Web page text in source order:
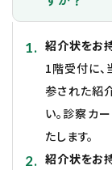
紹介状をお
1階受付に
参された紹
い。診察カ
たします。
紹介状をお